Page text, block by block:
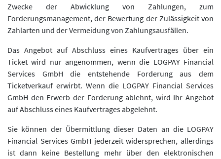
Zwecke der Abwicklung von Zahlungen, zum
Forderungsmanagement, der Bewertung der Zulässigkeit von
Zahlarten und der Vermeidung von Zahlungsausfällen.
Das Angebot auf Abschluss eines Kaufvertrages über ein
Ticket wird nur angenommen, wenn die LOGPAY Financial
Services GmbH die entstehende Forderung aus dem
Ticketverkauf erwirbt. Wenn die LOGPAY Financial Services
GmbH den Erwerb der Forderung ablehnt, wird Ihr Angebot
auf Abschluss eines Kaufvertrages abgelehnt.
Sie können der Übermittlung dieser Daten an die LOGPAY
Financial Services GmbH jederzeit widersprechen, allerdings
ist dann keine Bestellung mehr über den elektronischen